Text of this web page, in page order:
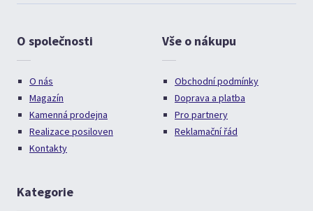
O společnosti
O nás
Magazín
Kamenná prodejna
Realizace posiloven
Kontakty
Vše o nákupu
Obchodní podmínky
Doprava a platba
Pro partnery
Reklamační řád
Kategorie